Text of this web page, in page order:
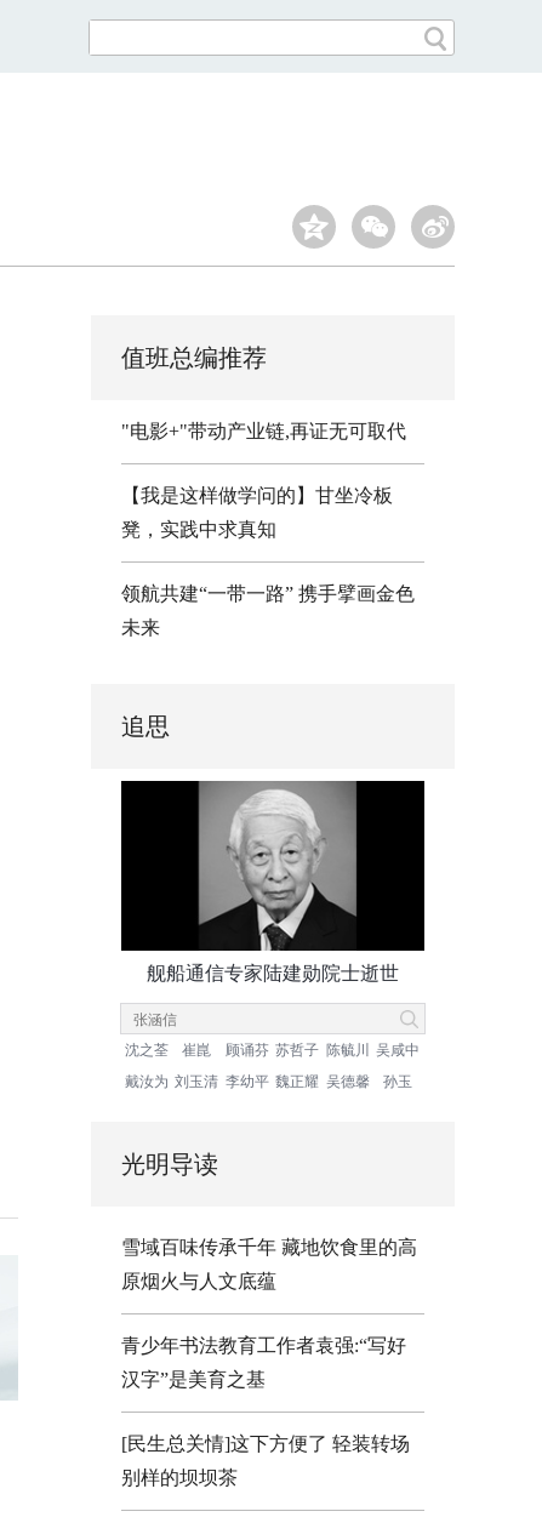
值班总编推荐
"电影+"带动产业链,再证无可取代
【我是这样做学问的】甘坐冷板
凳，实践中求真知
领航共建“一带一路” 携手擘画金色
未来
追思
舰船通信专家陆建勋院士逝世
沈之荃 崔崑 顾诵芬 苏哲子 陈毓川
吴咸中
戴汝为 刘玉清 李幼平 魏正耀 吴德馨 孙玉
光明导读
雪域百味传承千年 藏地饮食里的高
原烟火与人文底蕴
青少年书法教育工作者袁强:“写好
汉字”是美育之基
[民生总关情]这下方便了 轻装转场
别样的坝坝茶